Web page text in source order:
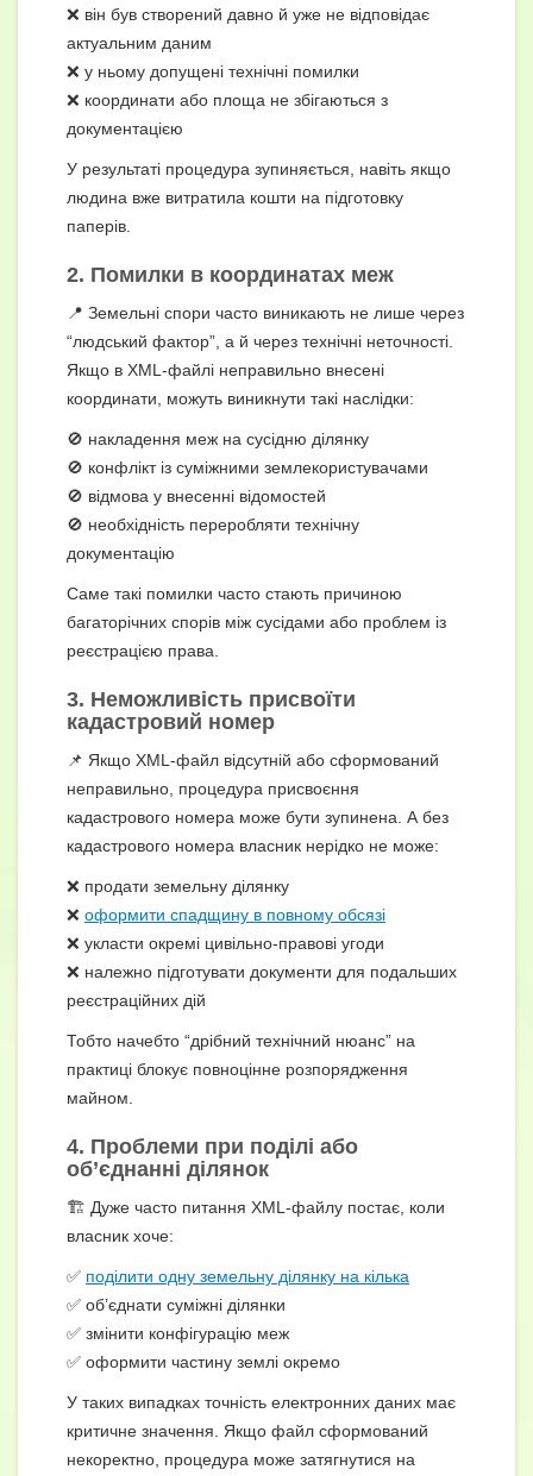
❌ він був створений давно й уже не відповідає
актуальним даним
❌ у ньому допущені технічні помилки
❌ координати або площа не збігаються з
документацією
У результаті процедура зупиняється, навіть якщо
людина вже витратила кошти на підготовку
паперів.
2. Помилки в координатах меж
📍 Земельні спори часто виникають не лише через
“людський фактор”, а й через технічні неточності.
Якщо в XML-файлі неправильно внесені
координати, можуть виникнути такі наслідки:
🚫 накладення меж на сусідню ділянку
🚫 конфлікт із суміжними землекористувачами
🚫 відмова у внесенні відомостей
🚫 необхідність переробляти технічну
документацію
Саме такі помилки часто стають причиною
багаторічних спорів між сусідами або проблем із
реєстрацією права.
3. Неможливість присвоїти
кадастровий номер
📌 Якщо XML-файл відсутній або сформований
неправильно, процедура присвоєння
кадастрового номера може бути зупинена. А без
кадастрового номера власник нерідко не може:
❌ продати земельну ділянку
❌ оформити спадщину в повному обсязі
❌ укласти окремі цивільно-правові угоди
❌ належно підготувати документи для подальших
реєстраційних дій
Тобто начебто “дрібний технічний нюанс” на
практиці блокує повноцінне розпорядження
майном.
4. Проблеми при поділі або
об’єднанні ділянок
🏗️ Дуже часто питання XML-файлу постає, коли
власник хоче:
✅ поділити одну земельну ділянку на кілька
✅ об’єднати суміжні ділянки
✅ змінити конфігурацію меж
✅ оформити частину землі окремо
У таких випадках точність електронних даних має
критичне значення. Якщо файл сформований
некоректно, процедура може затягнутися на